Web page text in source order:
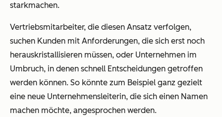
starkmachen.
Vertriebsmitarbeiter, die diesen Ansatz verfolgen,
suchen Kunden mit Anforderungen, die sich erst noch
herauskristallisieren müssen, oder Unternehmen im
Umbruch, in denen schnell Entscheidungen getroffen
werden können. So könnte zum Beispiel ganz gezielt
eine neue Unternehmensleiterin, die sich einen Namen
machen möchte, angesprochen werden.